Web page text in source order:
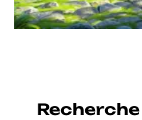
Recherche